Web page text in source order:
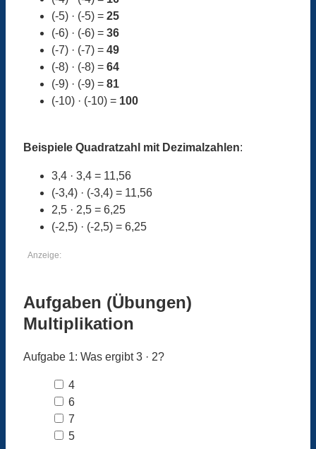
(-5) · (-5) = 25
(-6) · (-6) = 36
(-7) · (-7) = 49
(-8) · (-8) = 64
(-9) · (-9) = 81
(-10) · (-10) = 100
Beispiele Quadratzahl mit Dezimalzahlen:
3,4 · 3,4 = 11,56
(-3,4) · (-3,4) = 11,56
2,5 · 2,5 = 6,25
(-2,5) · (-2,5) = 6,25
Anzeige:
Aufgaben (Übungen)
Multiplikation
Aufgabe 1: Was ergibt 3 · 2?
4
6
7
5